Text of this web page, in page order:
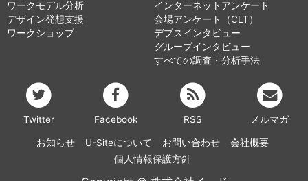
ワークモデル分析
デザイン発想支援
ワークショップ
インターネットアンケート
会場アンケート（CLT）
デプスインタビュー
グループインタビュー
すべての調査・分析手法
Twitter Facebook RSS メルマガ
お知らせ U-Siteについて お問い合わせ
会社概要
個人情報保護方針